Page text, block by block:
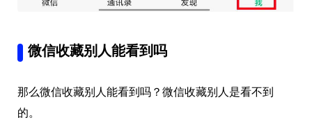
微信收藏别人能看到吗
那么微信收藏别人能看到吗？微信收藏别人是看不到
的。